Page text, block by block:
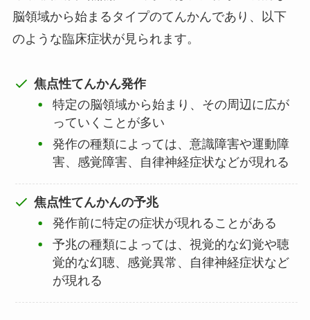
脳領域から始まるタイプのてんかんであり、以下
のような臨床症状が見られます。
焦点性てんかん発作
特定の脳領域から始まり、その周辺に広が
っていくことが多い
発作の種類によっては、意識障害や運動障
害、感覚障害、自律神経症状などが現れる
焦点性てんかんの予兆
発作前に特定の症状が現れることがある
予兆の種類によっては、視覚的な幻覚や聴
覚的な幻聴、感覚異常、自律神経症状など
が現れる